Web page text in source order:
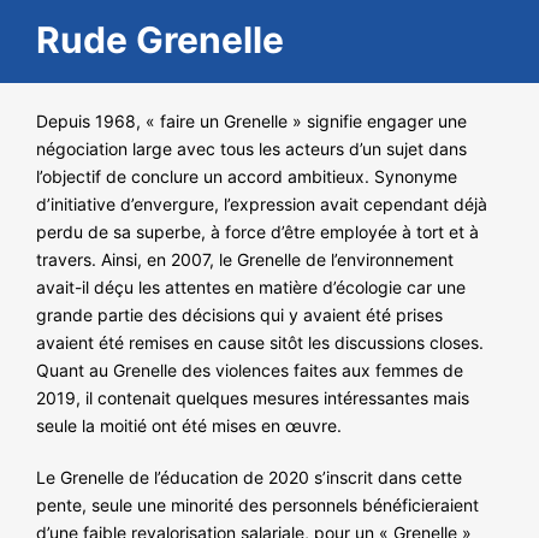
À LA UNE
THÉMATIQUES
LA VIE FÉDÉRALE
COMMUNIQUÉS
NOS ACTIONS
Rude Grenelle
Depuis 1968, « faire un Grenelle » signifie engager une
négociation large avec tous les acteurs d’un sujet dans
l’objectif de conclure un accord ambitieux. Synonyme
d’initiative d’envergure, l’expression avait cependant déjà
perdu de sa superbe, à force d’être employée à tort et à
travers. Ainsi, en 2007, le Grenelle de l’environnement
avait-il déçu les attentes en matière d’écologie car une
grande partie des décisions qui y avaient été prises
avaient été remises en cause sitôt les discussions closes.
Quant au Grenelle des violences faites aux femmes de
2019, il contenait quelques mesures intéressantes mais
seule la moitié ont été mises en œuvre.
Le Grenelle de l’éducation de 2020 s’inscrit dans cette
pente, seule une minorité des personnels bénéficieraient
d’une faible revalorisation salariale, pour un « Grenelle »